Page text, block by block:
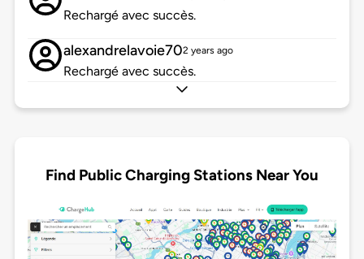
Rechargé avec succès.
alexandrelavoie702 years ago
Rechargé avec succès.
Find Public Charging Stations Near You